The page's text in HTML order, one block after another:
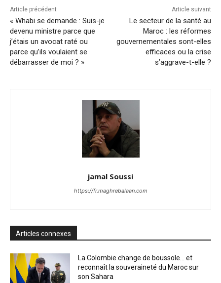
Article précédent
« Whabi se demande : Suis-je
devenu ministre parce que
j’étais un avocat raté ou
parce qu’ils voulaient se
débarrasser de moi ? »
Article suivant
Le secteur de la santé au
Maroc : les réformes
gouvernementales sont-elles
efficaces ou la crise
s’aggrave-t-elle ?
jamal Soussi
https://fr.maghrebalaan.com
Articles connexes
La Colombie change de boussole… et
reconnaît la souveraineté du Maroc sur
son Sahara